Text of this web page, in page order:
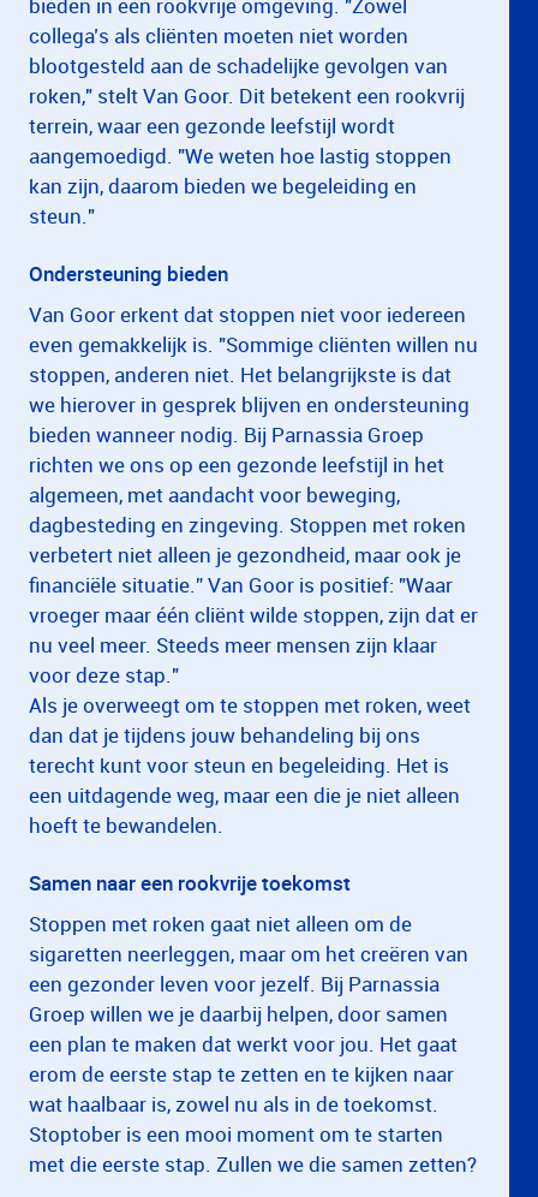
collega’s als cliënten moeten niet worden
blootgesteld aan de schadelijke gevolgen van
roken," stelt Van Goor. Dit betekent een rookvrij
terrein, waar een gezonde leefstijl wordt
aangemoedigd. "We weten hoe lastig stoppen
kan zijn, daarom bieden we begeleiding en
steun."
Ondersteuning bieden
Van Goor erkent dat stoppen niet voor iedereen
even gemakkelijk is. "Sommige cliënten willen nu
stoppen, anderen niet. Het belangrijkste is dat
we hierover in gesprek blijven en ondersteuning
bieden wanneer nodig. Bij Parnassia Groep
richten we ons op een gezonde leefstijl in het
algemeen, met aandacht voor beweging,
dagbesteding en zingeving. Stoppen met roken
verbetert niet alleen je gezondheid, maar ook je
financiële situatie.” Van Goor is positief: "Waar
vroeger maar één cliënt wilde stoppen, zijn dat er
nu veel meer. Steeds meer mensen zijn klaar
voor deze stap."
Als je overweegt om te stoppen met roken, weet
dan dat je tijdens jouw behandeling bij ons
terecht kunt voor steun en begeleiding. Het is
een uitdagende weg, maar een die je niet alleen
hoeft te bewandelen.
Samen naar een rookvrije toekomst
Stoppen met roken gaat niet alleen om de
sigaretten neerleggen, maar om het creëren van
een gezonder leven voor jezelf. Bij Parnassia
Groep willen we je daarbij helpen, door samen
een plan te maken dat werkt voor jou. Het gaat
erom de eerste stap te zetten en te kijken naar
wat haalbaar is, zowel nu als in de toekomst.
Stoptober is een mooi moment om te starten
met die eerste stap. Zullen we die samen zetten?